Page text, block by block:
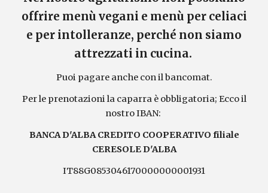
offrire menù vegani e menù per celiaci
e per intolleranze, perché non siamo
attrezzati in cucina.
Puoi pagare anche con il bancomat.
Per le prenotazioni la caparra è obbligatoria; Ecco il
nostro IBAN:
BANCA D'ALBA CREDITO COOPERATIVO filiale
CERESOLE D'ALBA
IT88G0853046170000000001931